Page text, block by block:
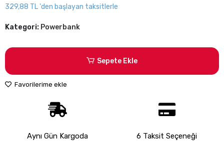
329,88 TL 'den başlayan taksitlerle
Kategori: Powerbank
Sepete Ekle
Favorilerime ekle
Aynı Gün Kargoda 6 Taksit Seçeneği